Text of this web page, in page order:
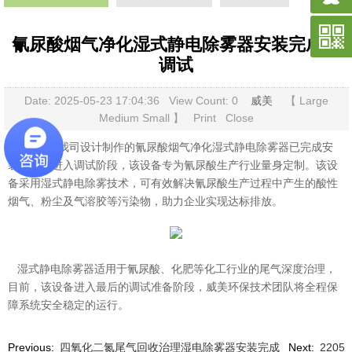
氰尿酸烟气净化湿式静电除雾器安装完成待
调试
Date: 2025-05-23 17:04:36 View Count: 0 威美 【 Large
Medium Small 】 Print Close
目前，由我司设计制作的氰尿酸烟气净化湿式静电除雾器已完成安
装，即将进入调试阶段，该设备专为氰尿酸生产行业量身定制。该设
备采用湿式静电除雾技术，可有效解决氰尿酸生产过程中产生的酸性
烟气、粉尘及气溶胶等污染物，助力企业实现达标排放。
湿式静电除雾器适用于氰尿酸、化肥等化工行业的尾气深度治理，
目前，该设备进入最后的调试准备阶段，威美环保技术团队将全程保
障系统安全稳定的运行。
Previous: 四氧化二氮尾气回收治理湿电除雾器安装完成 Next: 2205